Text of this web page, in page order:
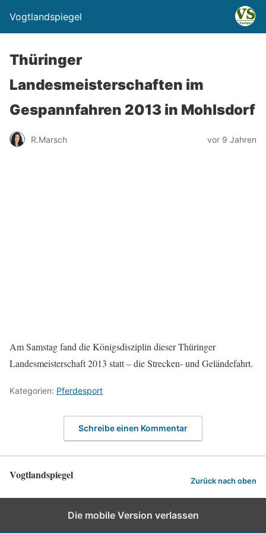
Vogtlandspiegel
Thüringer
Landesmeisterschaften im
Gespannfahren 2013 in Mohlsdorf
R.Marsch vor 9 Jahren
Am Samstag fand die Königsdisziplin dieser Thüringer
Landesmeisterschaft 2013 statt – die Strecken- und Geländefahrt.
Kategorien: Pferdesport
Schreibe einen Kommentar
Vogtlandspiegel Zurück nach oben
Die mobile Version verlassen